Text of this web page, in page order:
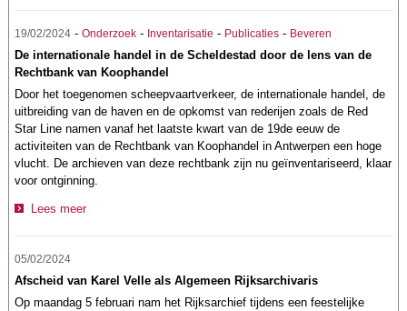
19/02/2024 -Onderzoek - Inventarisatie - Publicaties - Beveren
De internationale handel in de Scheldestad door de lens van de
Rechtbank van Koophandel
Door het toegenomen scheepvaartverkeer, de internationale handel, de
uitbreiding van de haven en de opkomst van rederijen zoals de Red
Star Line namen vanaf het laatste kwart van de 19de eeuw de
activiteiten van de Rechtbank van Koophandel in Antwerpen een hoge
vlucht. De archieven van deze rechtbank zijn nu geïnventariseerd, klaar
voor ontginning.
Lees meer
05/02/2024
Afscheid van Karel Velle als Algemeen Rijksarchivaris
Op maandag 5 februari nam het Rijksarchief tijdens een feestelijke